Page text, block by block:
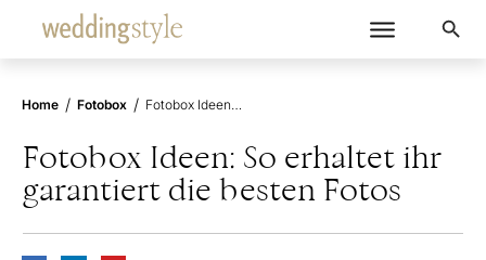
Home / Fotobox / Fotobox Ideen: So erhaltet ihr garantiert die besten Fotos
Fotobox Ideen: So erhaltet ihr
garantiert die besten Fotos